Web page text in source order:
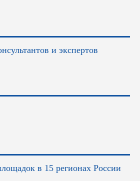
и экспертов
в 15 регионах России